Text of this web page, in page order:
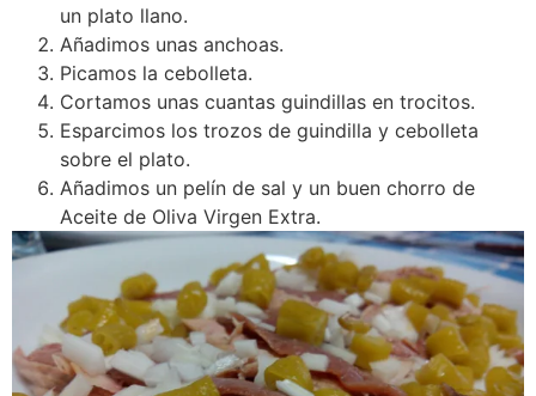
un plato llano.
Añadimos unas anchoas.
Picamos la cebolleta.
Cortamos unas cuantas guindillas en trocitos.
Esparcimos los trozos de guindilla y cebolleta
sobre el plato.
Añadimos un pelín de sal y un buen chorro de
Aceite de Oliva Virgen Extra.